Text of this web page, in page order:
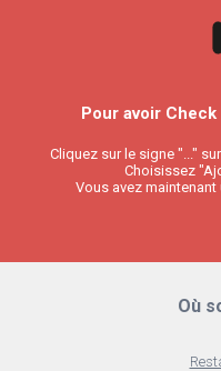
Pour avoir
Cliquez sur le signe "..."
Choisissez
Vous avez
Où